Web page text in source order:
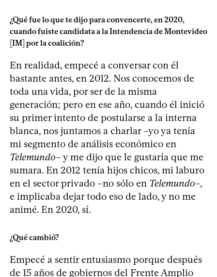
¿Qué fue lo que te dijo para convencerte, en 2020,
cuando fuiste candidata a la Intendencia de Montevideo
[IM] por la coalición?
En realidad, empecé a conversar con él
bastante antes, en 2012. Nos conocemos de
toda una vida, por ser de la misma
generación; pero en ese año, cuando él inició
su primer intento de postularse a la interna
blanca, nos juntamos a charlar –yo ya tenía
mi segmento de análisis económico en
Telemundo– y me dijo que le gustaría que me
sumara. En 2012 tenía hijos chicos, mi laburo
en el sector privado –no sólo en Telemundo–,
e implicaba dejar todo eso de lado, y no me
animé. En 2020, sí.
¿Qué cambió?
Empecé a sentir entusiasmo porque después
de 15 años de gobiernos del Frente Amplio